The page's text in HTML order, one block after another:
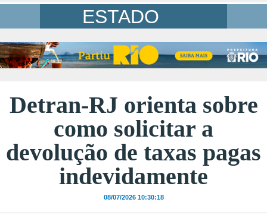
ESTADO
Detran-RJ orienta sobre
como solicitar a
devolução de taxas pagas
indevidamente
08/07/2026 10:30:18